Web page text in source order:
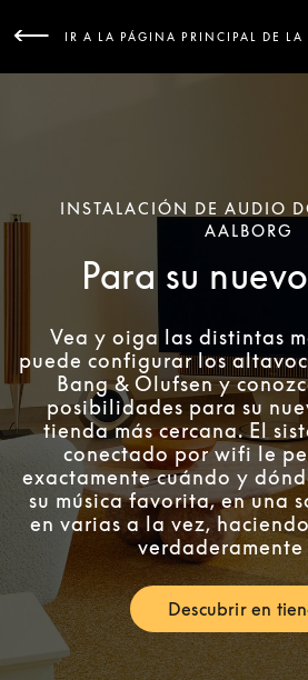
IR A LA PÁGINA PRINCIPAL DE LA
INSTALACIÓN DE AUDIO
AALBORG
Para su
Vea y oiga las distintas
puede configurar los
Bang & Olufsen y
posibilidades para su
tienda más cercana. El
conectado por wifi le
exactamente cuándo y
su música favorita, en una
en varias a la vez,
verdaderamente
Descubrir en
Link